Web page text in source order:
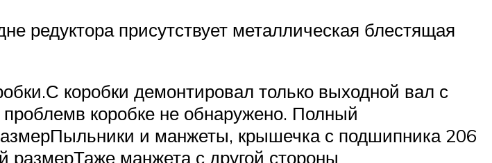
редуктора присутствует металлическая блестящая
коробки демонтировал только выходной вал с
коробке не обнаружено. Полный
и манжеты, крышечка с подшипника 206
манжета с другой стороны